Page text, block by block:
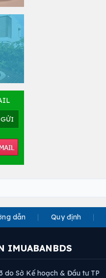
dẫn Quy định
IMUABANBDS
do Sở Kế hoạch & Đầu tư TP